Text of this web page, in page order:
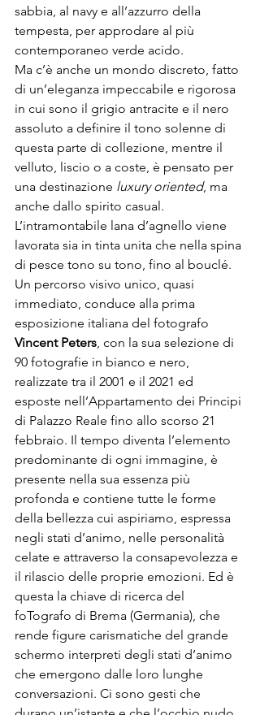
sabbia, al navy e all’azzurro della
tempesta, per approdare al più
contemporaneo verde acido.
Ma c’è anche un mondo discreto, fatto
di un’eleganza impeccabile e rigorosa
in cui sono il grigio antracite e il nero
assoluto a definire il tono solenne di
questa parte di collezione, mentre il
velluto, liscio o a coste, è pensato per
una destinazione luxury oriented, ma
anche dallo spirito casual.
L’intramontabile lana d’agnello viene
lavorata sia in tinta unita che nella spina
di pesce tono su tono, fino al bouclé.
Un percorso visivo unico, quasi
immediato, conduce alla prima
esposizione italiana del fotografo
Vincent Peters , con la sua selezione di
90 fotografie in bianco e nero,
realizzate tra il 2001 e il 2021 ed
esposte nell’Appartamento dei Principi
di Palazzo Reale fino allo scorso 21
febbraio. Il tempo diventa l’elemento
predominante di ogni immagine, è
presente nella sua essenza più
profonda e contiene tutte le forme
della bellezza cui aspiriamo, espressa
negli stati d’animo, nelle personalità
celate e attraverso la consapevolezza e
il rilascio delle proprie emozioni. Ed è
questa la chiave di ricerca del
foTografo di Brema (Germania), che
rende figure carismatiche del grande
schermo interpreti degli stati d’animo
che emergono dalle loro lunghe
conversazioni. Ci sono gesti che